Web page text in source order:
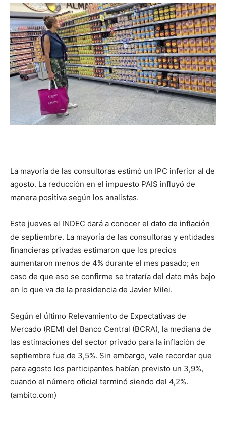
::
La
es
lo
que
se
ve…
La mayoría de las consultoras estimó un IPC inferior al de
agosto. La reducción en el impuesto PAIS influyó de
manera positiva según los analistas.
Este jueves el INDEC dará a conocer el dato de inflación
de septiembre. La mayoría de las consultoras y entidades
financieras privadas estimaron que los precios
aumentaron menos de 4% durante el mes pasado; en
caso de que eso se confirme se trataría del dato más bajo
en lo que va de la presidencia de Javier Milei.
Según el último Relevamiento de Expectativas de
Mercado (REM) del Banco Central (BCRA), la mediana de
las estimaciones del sector privado para la inflación de
septiembre fue de 3,5%. Sin embargo, vale recordar que
para agosto los participantes habían previsto un 3,9%,
cuando el número oficial terminó siendo del 4,2%.
(ambito.com)